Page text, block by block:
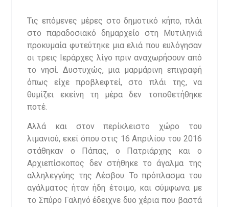
Τις επόμενες μέρες στο δημοτικό κήπο, πλάι
στο παραδοσιακό δημαρχείο στη Μυτιληνιά
προκυμαία φυτεύτηκε μια ελιά που ευλόγησαν
οι τρεις Ιεράρχες λίγο πριν αναχωρήσουν από
το νησί. Δυστυχώς, μια μαρμάρινη επιγραφή
όπως είχε προβλεφτεί, στο πλάι της, να
θυμίζει εκείνη τη μέρα δεν τοποθετήθηκε
ποτέ.
Αλλά και στον περίκλειστο χώρο του
λιμανιού, εκεί όπου στις 16 Απριλίου του 2016
στάθηκαν ο Πάπας, ο Πατριάρχης και ο
Αρχιεπίσκοπος δεν στήθηκε το άγαλμα της
αλληλεγγύης της Λέσβου. Το πρόπλασμα του
αγάλματος ήταν ήδη έτοιμο, και σύμφωνα με
το Σπύρο Γαληνό έδειχνε δυο χέρια που βαστά